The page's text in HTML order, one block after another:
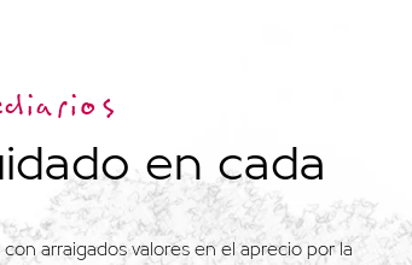
en cada
arraigados valores en el aprecio por la